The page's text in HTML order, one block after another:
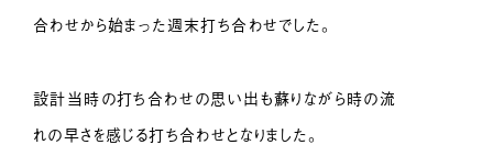
合わせから始まった週末打ち合わせでした。
設計当時の打ち合わせの思い出も蘇りながら時の流
れの早さを感じる打ち合わせとなりました。